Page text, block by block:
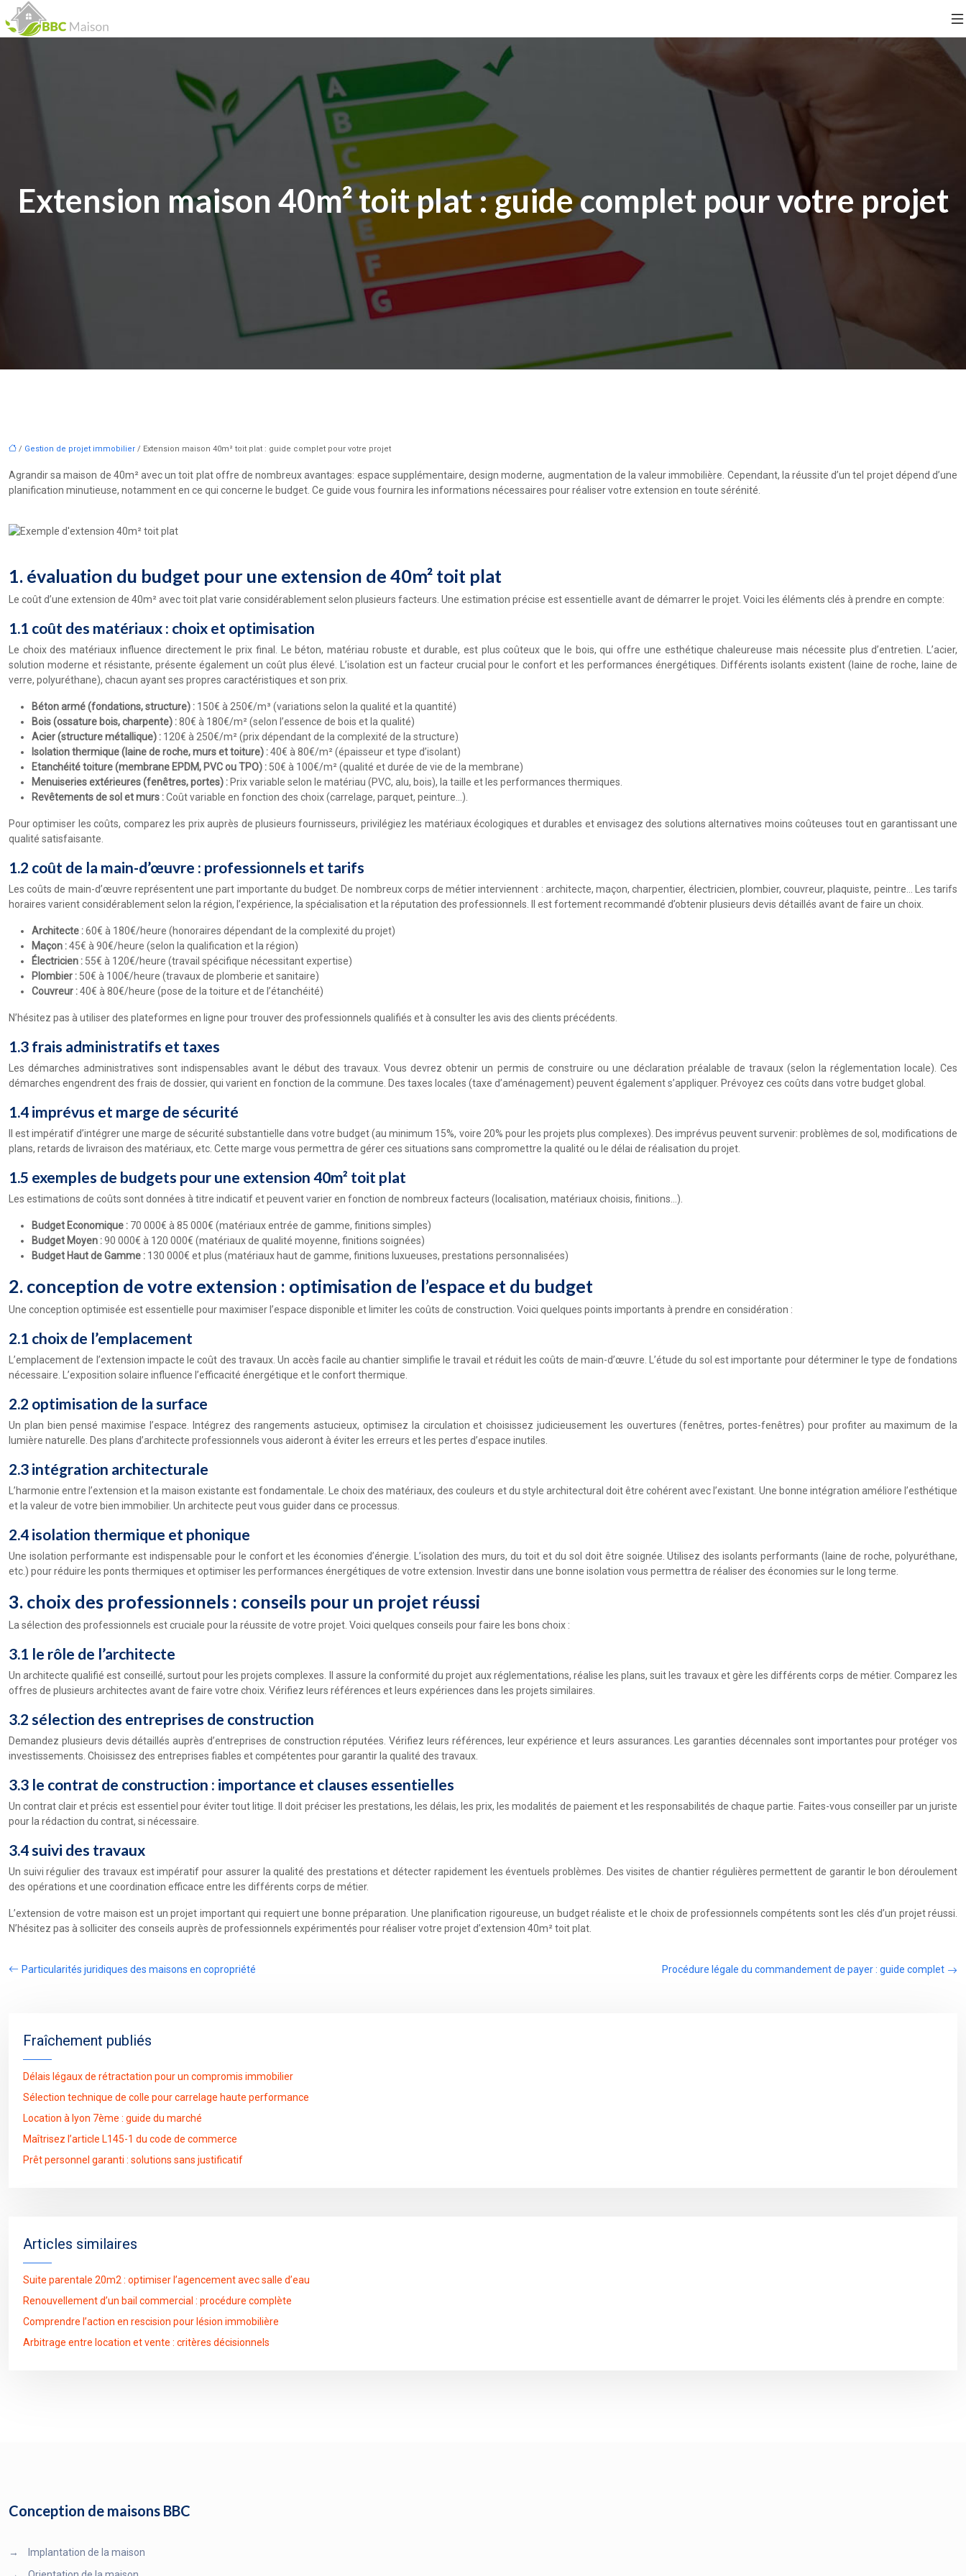
Extension maison 40m² toit plat : guide complet pour votre projet
/ Gestion de projet immobilier / Extension maison 40m² toit plat : guide complet pour votre projet
Agrandir sa maison de 40m² avec un toit plat offre de nombreux avantages: espace supplémentaire, design moderne, augmentation de la valeur immobilière. Cependant, la réussite d’un tel projet dépend d’une
planification minutieuse, notamment en ce qui concerne le budget. Ce guide vous fournira les informations nécessaires pour réaliser votre extension en toute sérénité.
1. évaluation du budget pour une extension de 40m² toit plat
Le coût d’une extension de 40m² avec toit plat varie considérablement selon plusieurs facteurs. Une estimation précise est essentielle avant de démarrer le projet. Voici les éléments clés à prendre en compte:
1.1 coût des matériaux : choix et optimisation
Le choix des matériaux influence directement le prix final. Le béton, matériau robuste et durable, est plus coûteux que le bois, qui offre une esthétique chaleureuse mais nécessite plus d’entretien. L’acier,
solution moderne et résistante, présente également un coût plus élevé. L’isolation est un facteur crucial pour le confort et les performances énergétiques. Différents isolants existent (laine de roche, laine de
verre, polyuréthane), chacun ayant ses propres caractéristiques et son prix.
Béton armé (fondations, structure) : 150€ à 250€/m³ (variations selon la qualité et la quantité)
Bois (ossature bois, charpente) :80€ à 180€/m² (selon l’essence de bois et la qualité)
Acier (structure métallique) : 120€ à 250€/m² (prix dépendant de la complexité de la structure)
Isolation thermique (laine de roche, murs et toiture) :40€ à 80€/m² (épaisseur et type d’isolant)
Etanchéité toiture (membrane EPDM, PVC ou TPO) : 50€ à 100€/m² (qualité et durée de vie de la membrane)
Menuiseries extérieures (fenêtres, portes) : Prix variable selon le matériau (PVC, alu, bois), la taille et les performances thermiques.
Revêtements de sol et murs :Coût variable en fonction des choix (carrelage, parquet, peinture…).
Pour optimiser les coûts, comparez les prix auprès de plusieurs fournisseurs, privilégiez les matériaux écologiques et durables et envisagez des solutions alternatives moins coûteuses tout en garantissant une
qualité satisfaisante.
1.2 coût de la main-d’œuvre : professionnels et tarifs
Les coûts de main-d’œuvre représentent une part importante du budget. De nombreux corps de métier interviennent : architecte, maçon, charpentier, électricien, plombier, couvreur, plaquiste, peintre… Les tarifs
horaires varient considérablement selon la région, l’expérience, la spécialisation et la réputation des professionnels. Il est fortement recommandé d’obtenir plusieurs devis détaillés avant de faire un choix.
Architecte :60€ à 180€/heure (honoraires dépendant de la complexité du projet)
Maçon :45€ à 90€/heure (selon la qualification et la région)
Électricien : 55€ à 120€/heure (travail spécifique nécessitant expertise)
Plombier : 50€ à 100€/heure (travaux de plomberie et sanitaire)
Couvreur :40€ à 80€/heure (pose de la toiture et de l’étanchéité)
N’hésitez pas à utiliser des plateformes en ligne pour trouver des professionnels qualifiés et à consulter les avis des clients précédents.
1.3 frais administratifs et taxes
Les démarches administratives sont indispensables avant le début des travaux. Vous devrez obtenir un permis de construire ou une déclaration préalable de travaux (selon la réglementation locale). Ces
démarches engendrent des frais de dossier, qui varient en fonction de la commune. Des taxes locales (taxe d’aménagement) peuvent également s’appliquer. Prévoyez ces coûts dans votre budget global.
1.4 imprévus et marge de sécurité
Il est impératif d’intégrer une marge de sécurité substantielle dans votre budget (au minimum 15%, voire 20% pour les projets plus complexes). Des imprévus peuvent survenir: problèmes de sol, modifications de
plans, retards de livraison des matériaux, etc. Cette marge vous permettra de gérer ces situations sans compromettre la qualité ou le délai de réalisation du projet.
1.5 exemples de budgets pour une extension 40m² toit plat
Les estimations de coûts sont données à titre indicatif et peuvent varier en fonction de nombreux facteurs (localisation, matériaux choisis, finitions…).
Budget Economique : 70 000€ à 85 000€ (matériaux entrée de gamme, finitions simples)
Budget Moyen :90 000€ à 120 000€ (matériaux de qualité moyenne, finitions soignées)
Budget Haut de Gamme : 130 000€ et plus (matériaux haut de gamme, finitions luxueuses, prestations personnalisées)
2. conception de votre extension : optimisation de l’espace et du budget
Une conception optimisée est essentielle pour maximiser l’espace disponible et limiter les coûts de construction. Voici quelques points importants à prendre en considération :
2.1 choix de l’emplacement
L’emplacement de l’extension impacte le coût des travaux. Un accès facile au chantier simplifie le travail et réduit les coûts de main-d’œuvre. L’étude du sol est importante pour déterminer le type de fondations
nécessaire. L’exposition solaire influence l’efficacité énergétique et le confort thermique.
2.2 optimisation de la surface
Un plan bien pensé maximise l’espace. Intégrez des rangements astucieux, optimisez la circulation et choisissez judicieusement les ouvertures (fenêtres, portes-fenêtres) pour profiter au maximum de la
lumière naturelle. Des plans d’architecte professionnels vous aideront à éviter les erreurs et les pertes d’espace inutiles.
2.3 intégration architecturale
L’harmonie entre l’extension et la maison existante est fondamentale. Le choix des matériaux, des couleurs et du style architectural doit être cohérent avec l’existant. Une bonne intégration améliore l’esthétique
et la valeur de votre bien immobilier. Un architecte peut vous guider dans ce processus.
2.4 isolation thermique et phonique
Une isolation performante est indispensable pour le confort et les économies d’énergie. L’isolation des murs, du toit et du sol doit être soignée. Utilisez des isolants performants (laine de roche, polyuréthane,
etc.) pour réduire les ponts thermiques et optimiser les performances énergétiques de votre extension. Investir dans une bonne isolation vous permettra de réaliser des économies sur le long terme.
3. choix des professionnels : conseils pour un projet réussi
La sélection des professionnels est cruciale pour la réussite de votre projet. Voici quelques conseils pour faire les bons choix :
3.1 le rôle de l’architecte
Un architecte qualifié est conseillé, surtout pour les projets complexes. Il assure la conformité du projet aux réglementations, réalise les plans, suit les travaux et gère les différents corps de métier. Comparez les
offres de plusieurs architectes avant de faire votre choix. Vérifiez leurs références et leurs expériences dans les projets similaires.
3.2 sélection des entreprises de construction
Demandez plusieurs devis détaillés auprès d’entreprises de construction réputées. Vérifiez leurs références, leur expérience et leurs assurances. Les garanties décennales sont importantes pour protéger vos
investissements. Choisissez des entreprises fiables et compétentes pour garantir la qualité des travaux.
3.3 le contrat de construction : importance et clauses essentielles
Un contrat clair et précis est essentiel pour éviter tout litige. Il doit préciser les prestations, les délais, les prix, les modalités de paiement et les responsabilités de chaque partie. Faites-vous conseiller par un juriste
pour la rédaction du contrat, si nécessaire.
3.4 suivi des travaux
Un suivi régulier des travaux est impératif pour assurer la qualité des prestations et détecter rapidement les éventuels problèmes. Des visites de chantier régulières permettent de garantir le bon déroulement
des opérations et une coordination efficace entre les différents corps de métier.
L’extension de votre maison est un projet important qui requiert une bonne préparation. Une planification rigoureuse, un budget réaliste et le choix de professionnels compétents sont les clés d’un projet réussi.
N’hésitez pas à solliciter des conseils auprès de professionnels expérimentés pour réaliser votre projet d’extension 40m² toit plat.
Particularités juridiques des maisons en copropriété Procédure légale du commandement de payer : guide complet
Fraîchement publiés
Délais légaux de rétractation pour un compromis immobilier
Sélection technique de colle pour carrelage haute performance
Location à lyon 7ème : guide du marché
Maîtrisez l’article L145-1 du code de commerce
Prêt personnel garanti : solutions sans justificatif
Articles similaires
Suite parentale 20m2 : optimiser l’agencement avec salle d’eau
Renouvellement d’un bail commercial : procédure complète
Comprendre l’action en rescision pour lésion immobilière
Arbitrage entre location et vente : critères décisionnels
Conception de maisons BBC
→
Implantation de la maison